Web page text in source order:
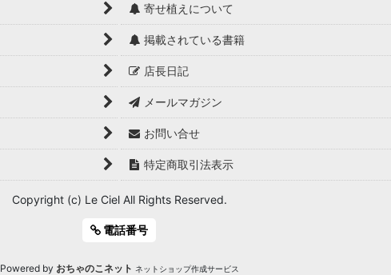
寄せ植えについて
掲載されている書籍
店長日記
メールマガジン
お問い合せ
特定商取引法表示
Copyright (c) Le Ciel All Rights Reserved.
電話番号
Powered by おちゃのこネット ネットショップ作成サービス